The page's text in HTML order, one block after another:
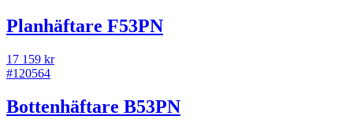
Planhäftare F53PN
17 159 kr
#120564
Bottenhäftare B53PN